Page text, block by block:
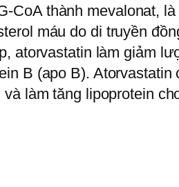
CoA thành mevalonat,
máu do di truyền
atorvastatin làm giảm
B (apo B).
làm tăng lipoprotein